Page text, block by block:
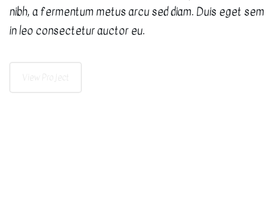
nibh, a fermentum metus arcu sed diam. Duis eget sem
in leo consectetur auctor eu.